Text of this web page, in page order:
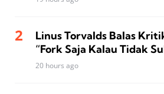
Linus Torvalds Balas
“Fork Saja Kalau Tidak
20 hours ago